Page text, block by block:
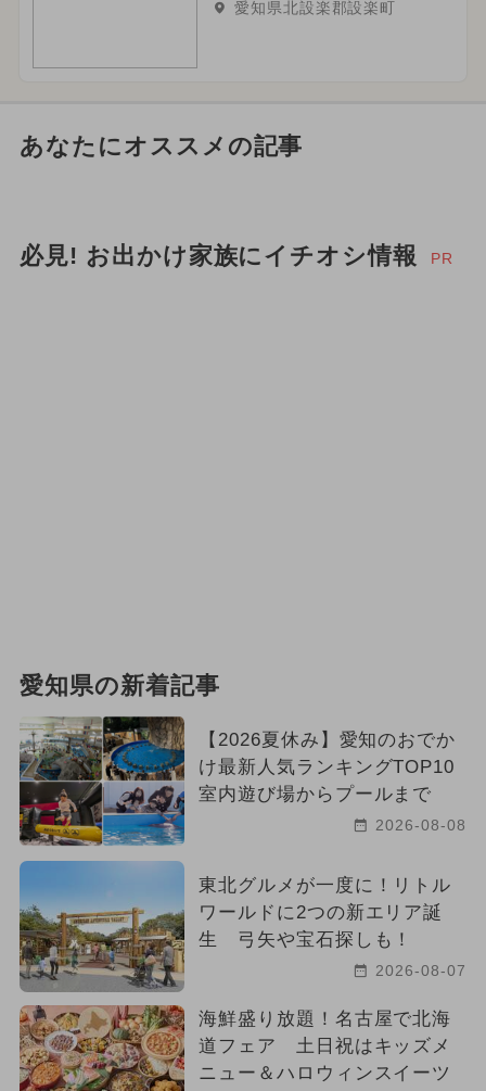
愛知県北設楽郡設楽町
あなたにオススメの記事
必見! お出かけ家族にイチオシ情報 PR
愛知県の新着記事
【2026夏休み】愛知のおでか
け最新人気ランキングTOP10
室内遊び場からプールまで
2026-08-08
東北グルメが一度に！リトル
ワールドに2つの新エリア誕
生 弓矢や宝石探しも！
2026-08-07
海鮮盛り放題！名古屋で北海
道フェア 土日祝はキッズメ
ニュー＆ハロウィンスイーツ